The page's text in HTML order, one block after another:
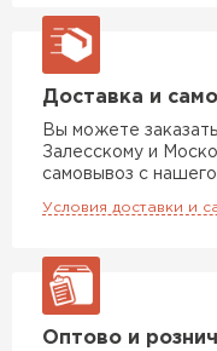
Доставка и
Вы можете
Залесскому и
самовывоз с
Условия доставки и
Оптово и